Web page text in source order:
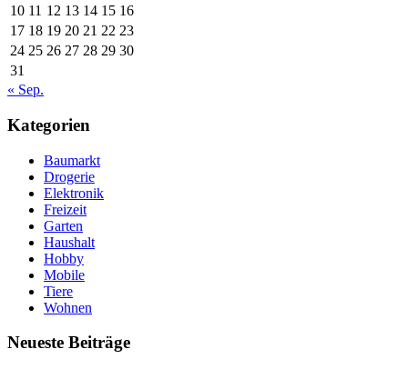
10 11 12 13 14 15 16
17 18 19 20 21 22 23
24 25 26 27 28 29 30
31
« Sep.
Kategorien
Baumarkt
Drogerie
Elektronik
Freizeit
Garten
Haushalt
Hobby
Mobile
Tiere
Wohnen
Neueste Beiträge